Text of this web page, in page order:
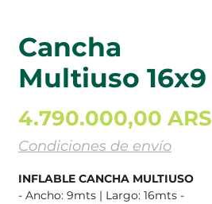
Cancha
Multiuso 16x9
4.790.000,00 ARS
Condiciones de envío
INFLABLE CANCHA MULTIUSO
- Ancho: 9mts | Largo: 16mts -